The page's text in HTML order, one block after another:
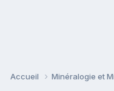
Accueil Minéralogie et